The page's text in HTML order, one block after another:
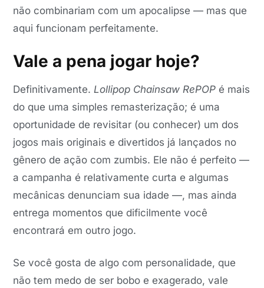
não combinariam com um apocalipse — mas que
aqui funcionam perfeitamente.
Vale a pena jogar hoje?
Definitivamente. Lollipop Chainsaw RePOP é mais
do que uma simples remasterização; é uma
oportunidade de revisitar (ou conhecer) um dos
jogos mais originais e divertidos já lançados no
gênero de ação com zumbis. Ele não é perfeito —
a campanha é relativamente curta e algumas
mecânicas denunciam sua idade —, mas ainda
entrega momentos que dificilmente você
encontrará em outro jogo.
Se você gosta de algo com personalidade, que
não tem medo de ser bobo e exagerado, vale